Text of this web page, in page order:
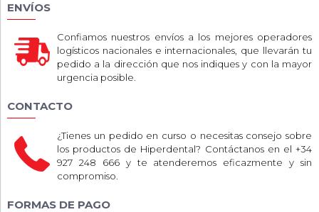
ENVÍOS
Confiamos nuestros envíos a los mejores operadores
logísticos nacionales e internacionales, que llevarán tu
pedido a la dirección que nos indiques y con la mayor
urgencia posible.
CONTACTO
¿Tienes un pedido en curso o necesitas consejo sobre
los productos de Hiperdental? Contáctanos en el +34
927 248 666 y te atenderemos eficazmente y sin
compromiso.
FORMAS DE PAGO